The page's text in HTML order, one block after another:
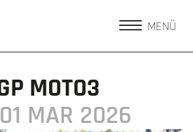
MENÜ
MOTO3
MAR 2026